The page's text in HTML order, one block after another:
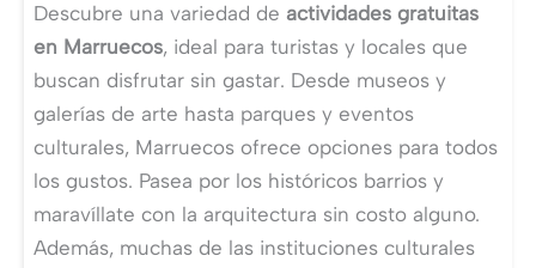
Descubre una variedad de actividades gratuitas
en Marruecos, ideal para turistas y locales que
buscan disfrutar sin gastar. Desde museos y
galerías de arte hasta parques y eventos
culturales, Marruecos ofrece opciones para todos
los gustos. Pasea por los históricos barrios y
maravíllate con la arquitectura sin costo alguno.
Además, muchas de las instituciones culturales